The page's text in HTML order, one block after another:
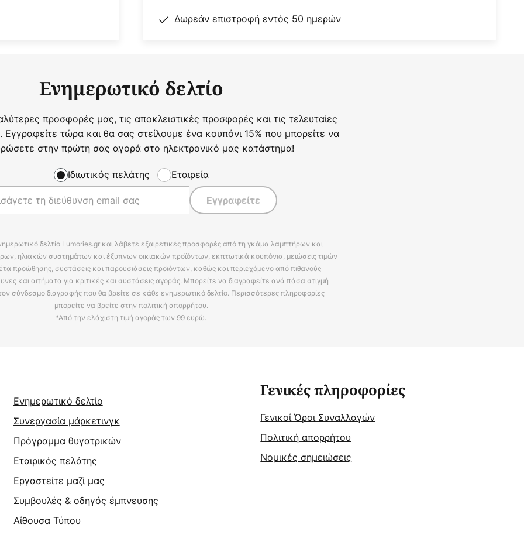
Δωρεάν επιστροφή εντός 50 ημερών
Ενημερωτικό δελτίο
προσφορές μας, τις αποκλειστικές προσφορές και τις τελευταίες
Εγγραφείτε τώρα και θα σας στείλουμε ένα κουπόνι 15% που μπορείτε να
στην πρώτη σας αγορά στο ηλεκτρονικό μας κατάστημα!
Ιδιωτικός πελάτης Εταιρεία
Εγγραφείτε
δελτίο Lumories.gr και λάβετε εξαιρετικές προσφορές από τη γκάμα λαμπτήρων και
ηλιακών συστημάτων και έξυπνων οικιακών προϊόντων, εκπτωτικά κουπόνια, μειώσεις τιμών
προώθησης, συστάσεις και παρουσιάσεις προϊόντων, καθώς και περιεχόμενο από πιθανούς
και αιτήματα για κριτικές και συστάσεις αγοράς. Μπορείτε να διαγραφείτε ανά πάσα στιγμή
σύνδεσμο διαγραφής που θα βρείτε σε κάθε ενημερωτικό δελτίο. Περισσότερες πληροφορίες
μπορείτε να βρείτε στην πολιτική απορρήτου.
*Από την ελάχιστη τιμή αγοράς των 99 ευρώ.
Ενημερωτικό δελτίο
Συνεργασία μάρκετινγκ
Πρόγραμμα θυγατρικών
Εταιρικός πελάτης
Εργαστείτε μαζί μας
Συμβουλές & οδηγός έμπνευσης
Αίθουσα Τύπου
Γενικές πληροφορίες
Γενικοί Όροι Συναλλαγών
Πολιτική απορρήτου
Νομικές σημειώσεις